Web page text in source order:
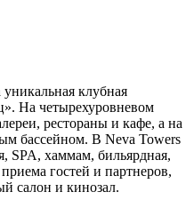
клубная
На четырехуровневом
рестораны и кафе, а на
бассейном. В Neva Towers
SPA, хаммам, бильярдная,
гостей и партнеров,
салон и кинозал.